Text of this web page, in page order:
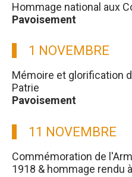
Hommage national aux
Pavoisement
1 NOVEMBRE
Mémoire et glorification
Patrie
Pavoisement
11 NOVEMBRE
Commémoration de
1918 & hommage rendu